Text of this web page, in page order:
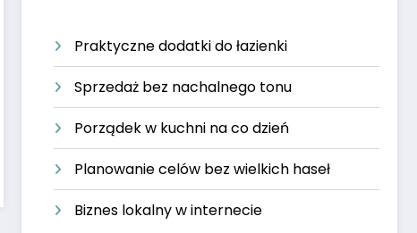
Praktyczne dodatki do łazienki
Sprzedaż bez nachalnego tonu
Porządek w kuchni na co dzień
Planowanie celów bez wielkich haseł
Biznes lokalny w internecie